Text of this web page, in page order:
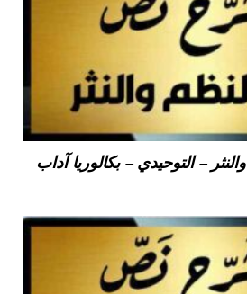
– التوحيدي – بكالوريا آداب